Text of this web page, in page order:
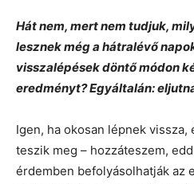
Hát nem, mert nem tudjuk,
lesznek még a hátralévő
visszalépések döntő módon
eredményt? Egyáltalán:
Igen, ha okosan lépnek
teszik meg – hozzáteszem,
érdemben befolyásolhatják az